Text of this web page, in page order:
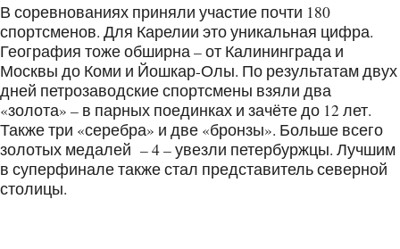
В соревнованиях приняли участие почти 180
спортсменов. Для Карелии это уникальная цифра.
География тоже обширна – от Калининграда и
Москвы до Коми и Йошкар-Олы. По результатам двух
дней петрозаводские спортсмены взяли два
«золота» – в парных поединках и зачёте до 12 лет.
Также три «серебра» и две «бронзы». Больше всего
золотых медалей – 4 – увезли петербуржцы. Лучшим
в суперфинале также стал представитель северной
столицы.